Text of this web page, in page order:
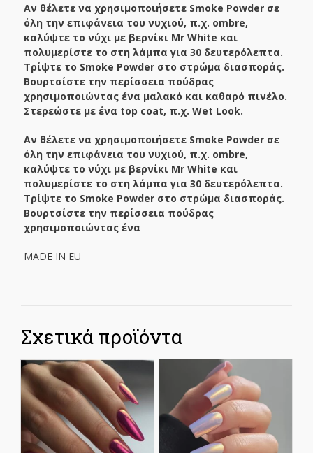
Αν θέλετε να χρησιμοποιήσετε Smoke Powder σε
όλη την επιφάνεια του νυχιού, π.χ. ombre,
καλύψτε το νύχι με βερνίκι Mr White και
πολυμερίστε το στη λάμπα για 30 δευτερόλεπτα.
Τρίψτε το Smoke Powder στο στρώμα διασποράς.
Βουρτσίστε την περίσσεια πούδρας
χρησιμοποιώντας ένα μαλακό και καθαρό πινέλο.
Στερεώστε με ένα top coat, π.χ. Wet Look.
Αν θέλετε να χρησιμοποιήσετε Smoke Powder σε
όλη την επιφάνεια του νυχιού, π.χ. ombre,
καλύψτε το νύχι με βερνίκι Mr White και
πολυμερίστε το στη λάμπα για 30 δευτερόλεπτα.
Τρίψτε το Smoke Powder στο στρώμα διασποράς.
Βουρτσίστε την περίσσεια πούδρας
χρησιμοποιώντας ένα
MADE IN EU
Σχετικά προϊόντα